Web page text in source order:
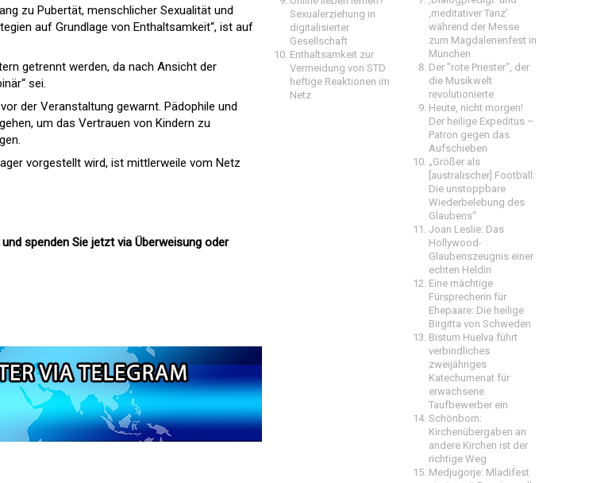
zu Pubertät, menschlicher Sexualität und
auf Grundlage von Enthaltsamkeit“, ist auf
getrennt werden, da nach Ansicht der
sei.
der Veranstaltung gewarnt. Pädophile und
um das Vertrauen von Kindern zu
vorgestellt wird, ist mittlerweile vom Netz
spenden Sie jetzt via Überweisung oder
Sexualerziehung in
digitalisierter
Gesellschaft
Enthaltsamkeit zur
Vermeidung von STD 
heftige Reaktionen im
Netz
‚meditativer Tanz’
während der Messe
zum Magdalenenfest in
München
Der "rote Priester", der
die Musikwelt
revolutionierte
Heute, nicht morgen!
Der heilige Expeditus –
Patron gegen das
Aufschieben
„Größer als
[australischer] Football:
Die unstoppbare
Wiederbelebung des
Glaubens“
Joan Leslie: Das
Hollywood-
Glaubenszeugnis einer
echten Heldin
Eine mächtige
Fürsprecherin für
Ehepaare: Die heilige
Birgitta von Schweden
Bistum Huelva führt
verbindliches
zweijähriges
Katechumenat für
erwachsene
Taufbewerber ein
Schönborn:
Kirchenübergaben an
andere Kirchen ist der
richtige Weg
Medjugorje: Mladifest